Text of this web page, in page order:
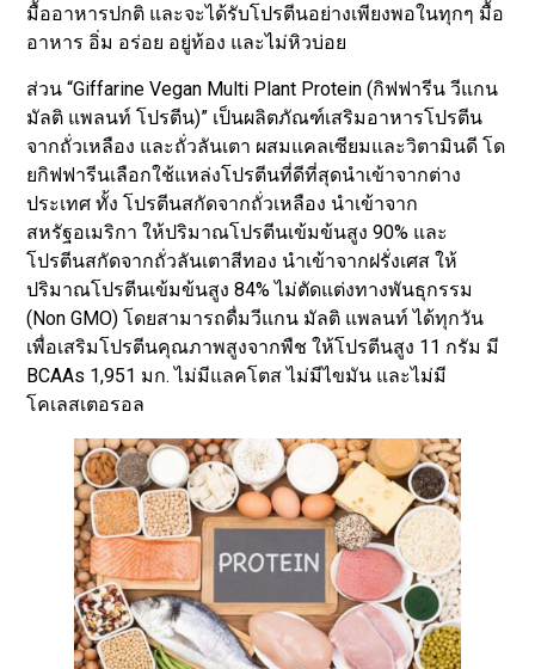
มื้ออาหารปกติ และจะได้รับโปรตีนอย่างเพียงพอในทุกๆ มื้อ
อาหาร อิ่ม อร่อย อยู่ท้อง และไม่หิวบ่อย
ส่วน “Giffarine Vegan Multi Plant Protein (กิฟฟารีน วีแกน
มัลติ แพลนท์ โปรตีน)” เป็นผลิตภัณฑ์เสริมอาหารโปรตีน
จากถั่วเหลือง และถั่วลันเตา ผสมแคลเซียมและวิตามินดี โด
ยกิฟฟารีนเลือกใช้แหล่งโปรตีนที่ดีที่สุดนำเข้าจากต่าง
ประเทศ ทั้ง โปรตีนสกัดจากถั่วเหลือง นำเข้าจาก
สหรัฐอเมริกา ให้ปริมาณโปรตีนเข้มข้นสูง 90% และ
โปรตีนสกัดจากถั่วลันเตาสีทอง นำเข้าจากฝรั่งเศส ให้
ปริมาณโปรตีนเข้มข้นสูง 84% ไม่ตัดแต่งทางพันธุกรรม
(Non GMO) โดยสามารถดื่มวีแกน มัลติ แพลนท์ ได้ทุกวัน
เพื่อเสริมโปรตีนคุณภาพสูงจากพืช ให้โปรตีนสูง 11 กรัม มี
BCAAs 1,951 มก. ไม่มีแลคโตส ไม่มีไขมัน และไม่มี
โคเลสเตอรอล